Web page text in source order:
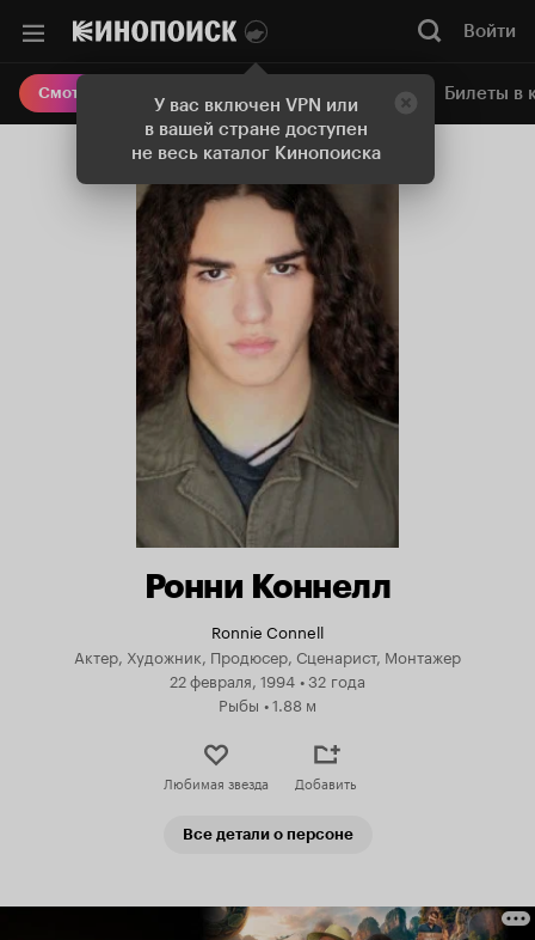
У вас включен VPN или
в вашей стране доступен
не весь каталог Кинопоиска
Войти
Смотреть кино Онлайн-кинотеатр Билеты в
Ронни Коннелл
Ronnie Connell
Актер, Художник, Продюсер, Сценарист, Монтажер
22 февраля, 1994 •32 года
Рыбы •1.88 м
Любимая звезда Добавить
Все детали о персоне